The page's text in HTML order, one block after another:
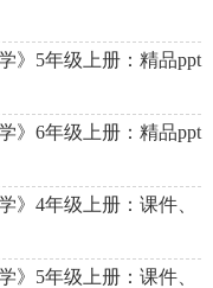
》5年级上册：精品ppt
》6年级上册：精品ppt
》4年级上册：课件、
》5年级上册：课件、